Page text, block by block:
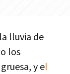
lluvia de
los
y el